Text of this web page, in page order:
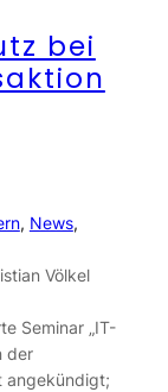
bei
, News
Völkel
Seminar „IT-
der
angekündigt;